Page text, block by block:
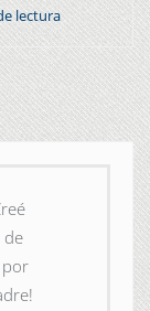
lectura
de
por